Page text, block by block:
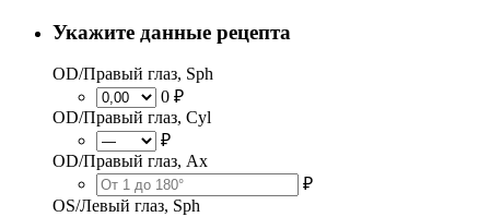
Укажите данные рецепта
OD/Правый глаз, Sph
0 ₽
OD/Правый глаз, Cyl
₽
OD/Правый глаз, Ax
₽
OS/Левый глаз, Sph